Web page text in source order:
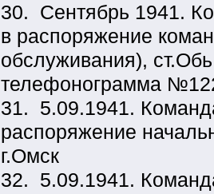
30. Сентябрь 1941.
в распоряжение
обслуживания),
телефонограмма
31. 5.09.1941.
распоряжение
г.Омск
32. 5.09.1941.